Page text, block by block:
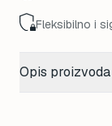
Fleksibilno i
Opis proizvoda